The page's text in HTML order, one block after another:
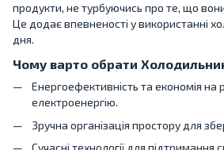
продукти, не турбуючись про те, що
Це додає впевненості у використанні
дня.
Чому варто обрати
Енергоефективність та економія на
електроенергію.
Зручна організація простору для
Сучасні технології для підтримання